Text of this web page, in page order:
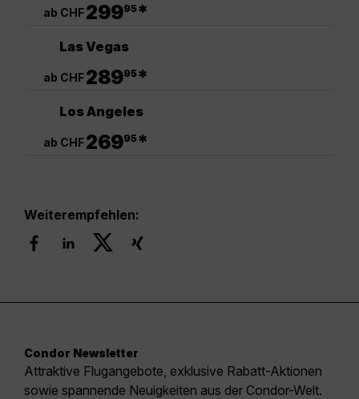
ab CHF29995*
Las Vegas
ab CHF28995*
Los Angeles
ab CHF26995*
Weiterempfehlen:
Condor Newsletter
Attraktive Flugangebote, exklusive Rabatt-Aktionen
sowie spannende Neuigkeiten aus der Condor-Welt.